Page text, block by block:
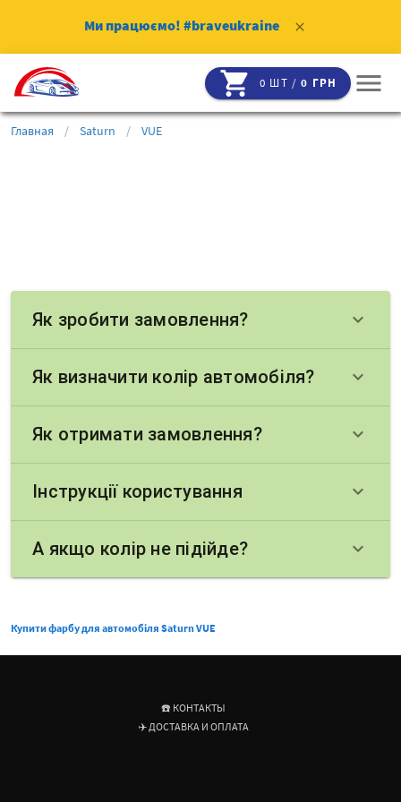
Ми працюємо! #braveukraine clear
shopping_cart 0 ШТ /0 ГРН menu
Главная / Saturn / VUE
Як зробити замовлення? keyboard_arrow_down
Як визначити колір автомобіля? keyboard_arrow_down
Як отримати замовлення? keyboard_arrow_down
Інструкції користування keyboard_arrow_down
А якщо колір не підійде? keyboard_arrow_down
Купити фарбу для автомобіля Saturn VUE
☎️ КОНТАКТЫ
✈️ ДОСТАВКА И ОПЛАТА